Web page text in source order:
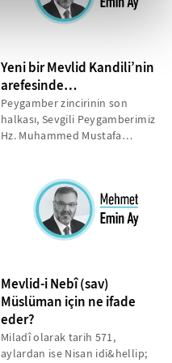
Yeni bir Mevlid Kandili’nin
arefesinde…
Peygamber zincirinin son
halkası, Sevgili Peygamberimiz
Hz. Muhammed Mustafa
Mevlid-i Nebî (sav)
Müslüman için ne ifade
eder?
Miladî olarak tarih 571,
aylardan ise Nisan idi&hellip;